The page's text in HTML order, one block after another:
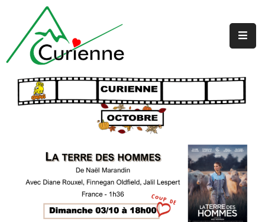
Accueil
La
Mairie
Jeunesse